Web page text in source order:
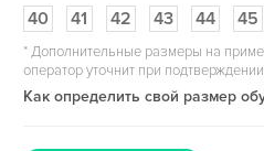
40 41 42 43 44 45
*Дополнительные размеры на
оператор уточнит при
Как определить свой размер